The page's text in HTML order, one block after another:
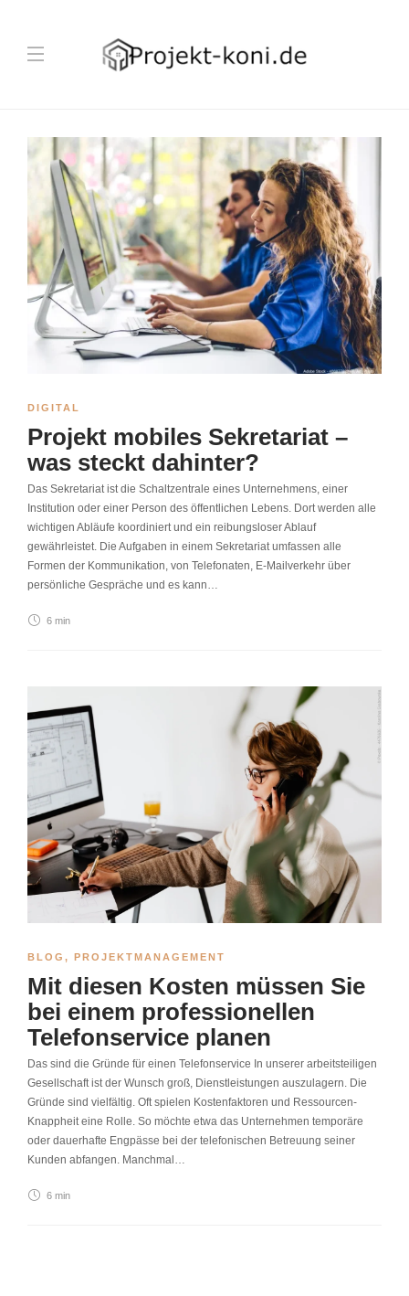
DIGITAL
Projekt mobiles Sekretariat –
was steckt dahinter?
Das Sekretariat ist die Schaltzentrale eines Unternehmens, einer
Institution oder einer Person des öffentlichen Lebens. Dort werden alle
wichtigen Abläufe koordiniert und ein reibungsloser Ablauf
gewährleistet. Die Aufgaben in einem Sekretariat umfassen alle
Formen der Kommunikation, von Telefonaten, E-Mailverkehr über
persönliche Gespräche und es kann…
6 min
BLOG , PROJEKTMANAGEMENT
Mit diesen Kosten müssen Sie
bei einem professionellen
Telefonservice planen
Das sind die Gründe für einen Telefonservice In unserer arbeitsteiligen
Gesellschaft ist der Wunsch groß, Dienstleistungen auszulagern. Die
Gründe sind vielfältig. Oft spielen Kostenfaktoren und Ressourcen-
Knappheit eine Rolle. So möchte etwa das Unternehmen temporäre
oder dauerhafte Engpässe bei der telefonischen Betreuung seiner
Kunden abfangen. Manchmal…
6 min